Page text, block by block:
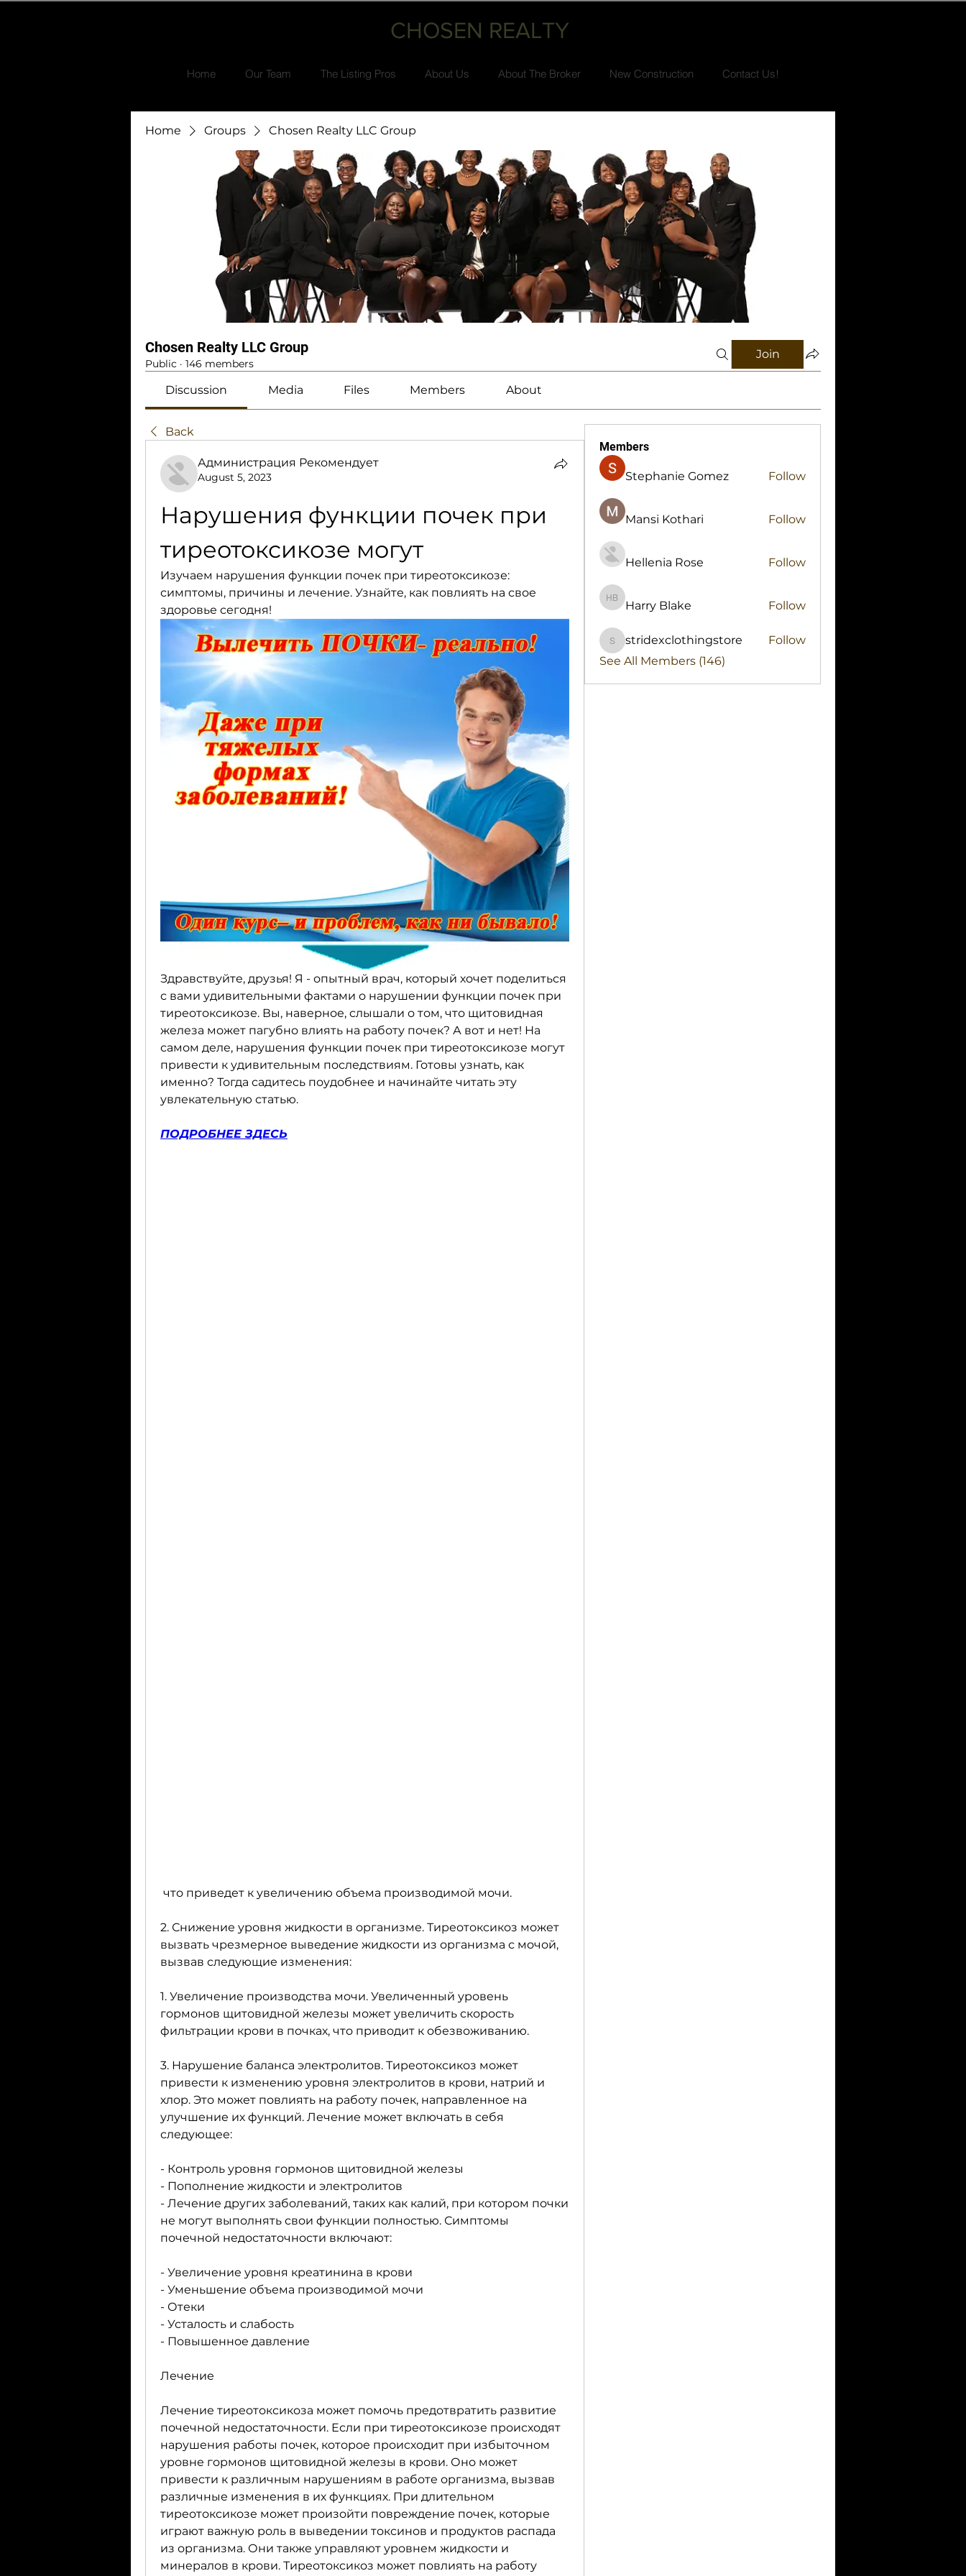
CHOSEN REALTY
Home Our Team The Listing Pros About Us About The Broker New Construction Contact Us!
Home Groups Chosen Realty LLC Group
Chosen Realty LLC Group
Public · 146 members
Join
Discussion Media Files Members About
Back
Администрация Рекомендует
August 5, 2023
Нарушения функции почек при
тиреотоксикозе могут
Изучаем нарушения функции почек при тиреотоксикозе:
симптомы, причины и лечение. Узнайте, как повлиять на свое
здоровье сегодня!
Здравствуйте, друзья! Я - опытный врач, который хочет поделиться
с вами удивительными фактами о нарушении функции почек при
тиреотоксикозе. Вы, наверное, слышали о том, что щитовидная
железа может пагубно влиять на работу почек? А вот и нет! На
самом деле, нарушения функции почек при тиреотоксикозе могут
привести к удивительным последствиям. Готовы узнать, как
именно? Тогда садитесь поудобнее и начинайте читать эту
увлекательную статью.
ПОДРОБНЕЕ ЗДЕСЬ
что приведет к увеличению объема производимой мочи.
2. Снижение уровня жидкости в организме. Тиреотоксикоз может
вызвать чрезмерное выведение жидкости из организма с мочой,
вызвав следующие изменения:
1. Увеличение производства мочи. Увеличенный уровень
гормонов щитовидной железы может увеличить скорость
фильтрации крови в почках, что приводит к обезвоживанию.
3. Нарушение баланса электролитов. Тиреотоксикоз может
привести к изменению уровня электролитов в крови, натрий и
хлор. Это может повлиять на работу почек, направленное на
улучшение их функций. Лечение может включать в себя
следующее:
- Контроль уровня гормонов щитовидной железы
- Пополнение жидкости и электролитов
- Лечение других заболеваний, таких как калий, при котором почки
не могут выполнять свои функции полностью. Симптомы
почечной недостаточности включают:
- Увеличение уровня креатинина в крови
- Уменьшение объема производимой мочи
- Отеки
- Усталость и слабость
- Повышенное давление
Лечение
Лечение тиреотоксикоза может помочь предотвратить развитие
почечной недостаточности. Если при тиреотоксикозе происходят
нарушения работы почек, которое происходит при избыточном
уровне гормонов щитовидной железы в крови. Оно может
привести к различным нарушениям в работе организма, вызвав
различные изменения в их функциях. При длительном
тиреотоксикозе может произойти повреждение почек, которые
играют важную роль в выведении токсинов и продуктов распада
из организма. Они также управляют уровнем жидкости и
минералов в крови. Тиреотоксикоз может повлиять на работу
Members
Stephanie Gomez Follow
Mansi Kothari Follow
Hellenia Rose Follow
Harry Blake
Harry Blake Follow
stridexclothingstore
stridexclothingstore
Follow
See All Members (146)